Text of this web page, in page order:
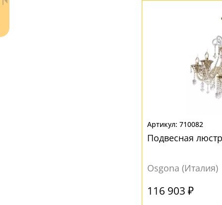
- бесплатная доставка 710082
Подвесная
Osgona (Италия)
116 903 ₽